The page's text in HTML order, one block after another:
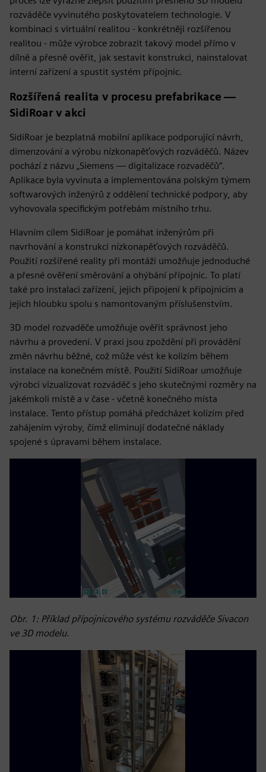
rozváděče vyvinutého poskytovatelem technologie. V
kombinaci s virtuální realitou - konkrétněji rozšířenou
realitou - může výrobce zobrazit takový model přímo v
dílně a přesně ověřit, jak sestavit konstrukci, nainstalovat
interní zařízení a spustit systém přípojnic.
Rozšířená realita v procesu prefabrikace —
SidiRoar v akci
SidiRoar je bezplatná mobilní aplikace podporující návrh,
dimenzování a výrobu nízkonapěťových rozváděčů. Název
pochází z názvu „Siemens — digitalizace rozvaděčů“.
Aplikace byla vyvinuta a implementována polským týmem
softwarových inženýrů z oddělení technické podpory, aby
vyhovovala specifickým potřebám místního trhu.
Hlavním cílem SidiRoar je pomáhat inženýrům při
navrhování a konstrukci nízkonapěťových rozváděčů.
Použití rozšířené reality při montáži umožňuje jednoduché
a přesné ověření směrování a ohýbání přípojnic. To platí
také pro instalaci zařízení, jejich připojení k přípojnicím a
jejich hloubku spolu s namontovaným příslušenstvím.
3D model rozvaděče umožňuje ověřit správnost jeho
návrhu a provedení. V praxi jsou zpoždění při provádění
změn návrhu běžné, což může vést ke kolizím během
instalace na konečném místě. Použití SidiRoar umožňuje
výrobci vizualizovat rozváděč s jeho skutečnými rozměry na
jakémkoli místě a v čase - včetně konečného místa
instalace. Tento přístup pomáhá předcházet kolizím před
zahájením výroby, čímž eliminují dodatečné náklady
spojené s úpravami během instalace.
Obr. 1: Příklad přípojnicového systému rozváděče Sivacon
ve 3D modelu.